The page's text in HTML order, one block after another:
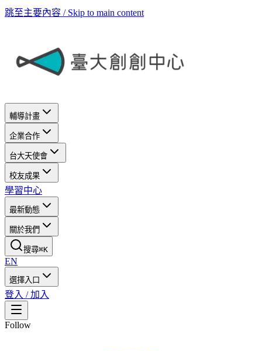
跳至主要內容 / Skip to main content
輔導計畫
企業合作
台大天使會
校友成果
學習中心
最新動態
關於我們
搜尋⌘K
EN
選擇入口
登入 / 加入
Follow